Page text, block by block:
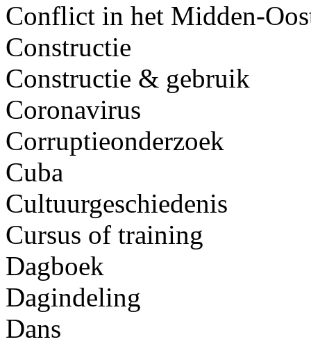
Conflict in het Midden-
Constructie
Constructie & gebruik
Coronavirus
Corruptieonderzoek
Cuba
Cultuurgeschiedenis
Cursus of training
Dagboek
Dagindeling
Dans